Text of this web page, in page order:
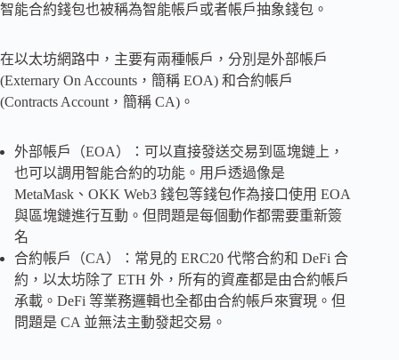
智能合約錢包也被稱為智能帳戶或者帳戶抽象錢包。
在以太坊網路中，主要有兩種帳戶，分別是外部帳戶
(Externary On Accounts，簡稱 EOA) 和合約帳戶
(Contracts Account，簡稱 CA)。
外部帳戶（EOA）：可以直接發送交易到區塊鏈上，
也可以調用智能合約的功能。用戶透過像是
MetaMask、OKK Web3 錢包等錢包作為接口使用 EOA
與區塊鏈進行互動。但問題是每個動作都需要重新簽
名
合約帳戶（CA）：常見的 ERC20 代幣合約和 DeFi 合
約，以太坊除了 ETH 外，所有的資產都是由合約帳戶
承載。DeFi 等業務邏輯也全都由合約帳戶來實現。但
問題是 CA 並無法主動發起交易。